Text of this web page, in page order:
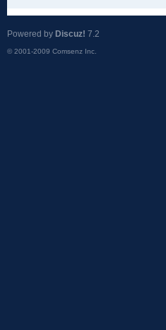
Powered by Discuz! 7.2
© 2001-2009 Comsenz Inc.